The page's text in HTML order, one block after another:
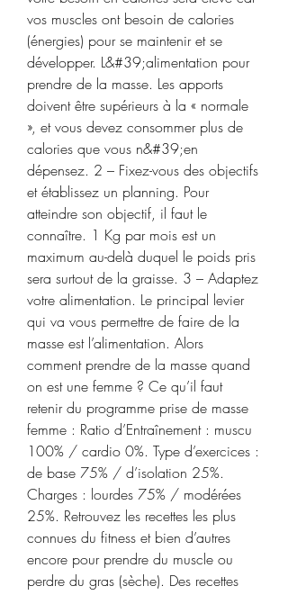
vos muscles ont besoin de calories
(énergies) pour se maintenir et se
développer. L&#39;alimentation pour
prendre de la masse. Les apports
doivent être supérieurs à la « normale
», et vous devez consommer plus de
calories que vous n&#39;en
dépensez. 2 – Fixez-vous des objectifs
et établissez un planning. Pour
atteindre son objectif, il faut le
connaître. 1 Kg par mois est un
maximum au-delà duquel le poids pris
sera surtout de la graisse. 3 – Adaptez
votre alimentation. Le principal levier
qui va vous permettre de faire de la
masse est l’alimentation. Alors
comment prendre de la masse quand
on est une femme ? Ce qu’il faut
retenir du programme prise de masse
femme : Ratio d’Entraînement : muscu
100% / cardio 0%. Type d’exercices :
de base 75% / d’isolation 25%.
Charges : lourdes 75% / modérées
25%. Retrouvez les recettes les plus
connues du fitness et bien d’autres
encore pour prendre du muscle ou
perdre du gras (sèche). Des recettes